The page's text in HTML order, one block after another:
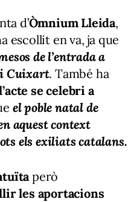
d’Òmnium Lleida,
escollit en va, ja que
de l’entrada a
Cuixart. També ha
se celebri a
el poble natal de
aquest context
els exiliats catalans.
però
les aportacions